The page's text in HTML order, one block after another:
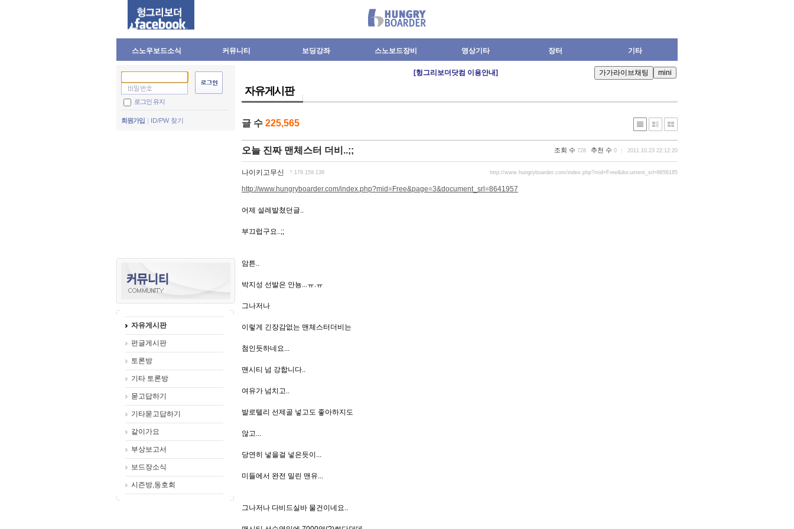
스노우보드소식 커뮤니티 보딩강좌 스노보드장비 영상기타 장터 기타
로그인 유지
회원가입 ID/PW 찾기
자유게시판
펀글게시판
토론방
기타 토론방
묻고답하기
기타묻고답하기
같이가요
부상보고서
보드장소식
시즌방,동호회
[헝그리보더닷컴 이용안내]
자유게시판
글 수 225,565
오늘 진짜 맨체스터 더비..;; 조회 수 728 추천 수 0 2011.10.23 22:12:20
나이키고무신 *.179.159.138 http://www.hungryboarder.com/index.php?mid=Free&document_srl=8656185
http://www.hungryboarder.com/index.php?mid=Free&page=3&document_srl=8641957
어제 설레발쳤던글..
부끄럽구요..;;
암튼..
박지성 선발은 안뇽...ㅠ.ㅠ
그나저나
이렇게 긴장감없는 맨체스터더비는
첨인듯하네요...
맨시티 넘 강합니다..
여유가 넘치고..
발로텔리 선제골 넣고도 좋아하지도
않고...
당연히 넣을걸 넣은듯이...
미들에서 완전 밀린 맨유...
그나저나 다비드실바 물건이네요..